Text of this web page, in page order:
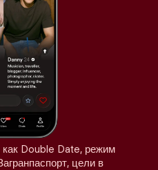
Double Date, режим
цели в